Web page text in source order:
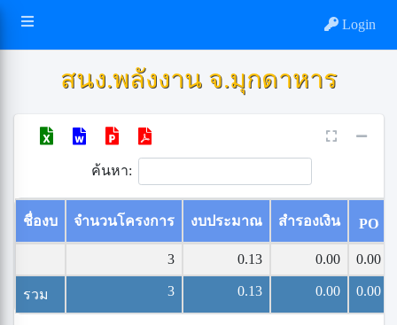
Login
สนง.พลังงาน จ.มุกดาหาร
ค้นหา:
ชื่องบ จำนวนโครงการ งบประมาณ สำรองเงิน PO
3 0.13 0.00 0.00
รวม 3 0.13 0.00 0.00